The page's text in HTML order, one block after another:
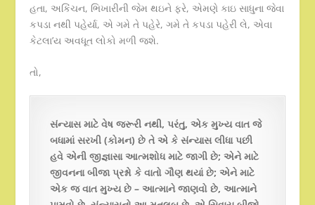
હતા, અકિંચન, ભિખારીની જેમ થઇને ફરે, એમણે કાઇ સાધુના જેવા
કપડા નથી પહેર્યા, એ ગમે તે પહેરે, ગમે તે કપડા પહેરી લે, એવા
કેટલા’ય અવધૂત લોકો મળી જશે.
તો,
સંન્યાસ માટે વેષ જરૂરી નથી, પરંતુ, એક મુખ્ય વાત જે
બધામાં સરખી (કોમન) છે તે એ કે સંન્યાસ લીધા પછી
હવે એની જીજ્ઞાસા આત્મશોધ માટે જાગી છે; એને માટે
જીવનના બીજા પ્રશ્નો કે વાતો ગૌણ થયાં છે; એને માટે
એક જ વાત મુખ્ય છે – આત્માને જાણવો છે, આત્માને